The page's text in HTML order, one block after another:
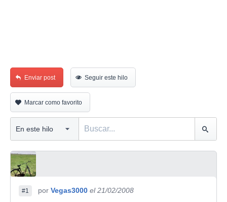
Enviar post Seguir este hilo
Marcar como favorito
#1 por Vegas3000 el 21/02/2008